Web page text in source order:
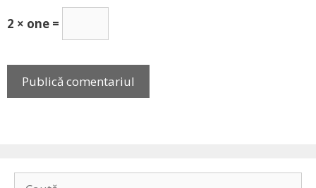
2 × one =